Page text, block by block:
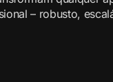
– robusto,